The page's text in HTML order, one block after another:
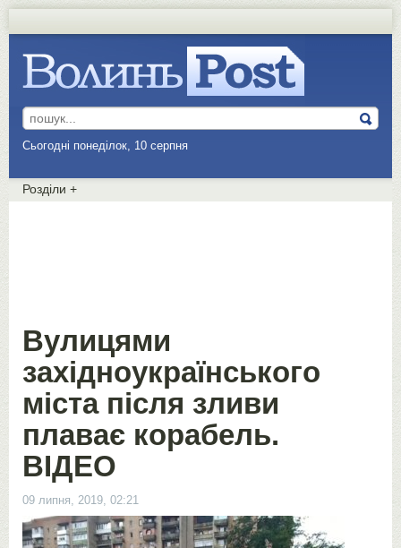
Сьогодні понеділок, 10 серпня
Розділи +
Вулицями
західноукраїнського
міста після зливи
плаває корабель.
ВІДЕО
09 липня, 2019, 02:21